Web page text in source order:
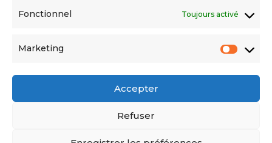
Fonctionnel Toujours activé
Marketing
Accepter
Refuser
(33) 0662589138
224 Chemin du puits du guerrier